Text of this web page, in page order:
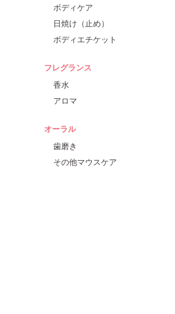
ボディケア
日焼け（止め）
ボディエチケット
フレグランス
香水
アロマ
オーラル
歯磨き
その他マウスケア